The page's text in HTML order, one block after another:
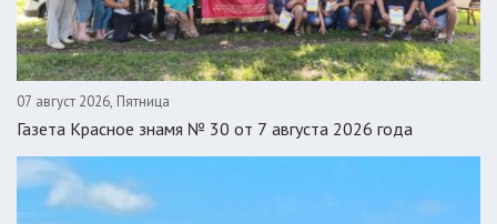
07 август 2026, Пятница
Газета Красное знамя № 30 от 7 августа 2026 года